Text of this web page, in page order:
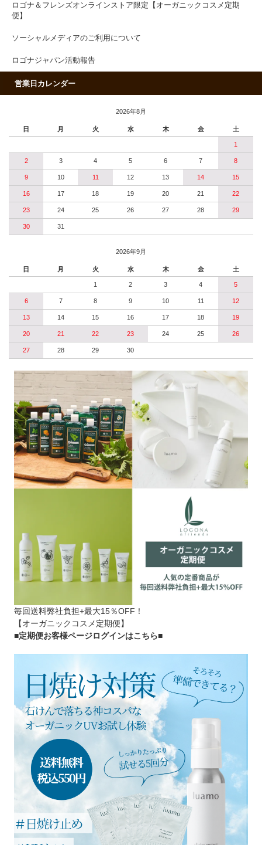
ロゴナ＆フレンズオンラインストア限定【オーガニックコスメ定期
便】
ソーシャルメディアのご利用について
ロゴナジャパン活動報告
営業日カレンダー
2026年8月
日 月 火 水 木 金 土
1
2 3 4 5 6 7 8
9 10 11 12 13 14 15
16 17 18 19 20 21 22
23 24 25 26 27 28 29
30 31
2026年9月
日 月 火 水 木 金 土
1 2 3 4 5
6 7 8 9 10 11 12
13 14 15 16 17 18 19
20 21 22 23 24 25 26
27 28 29 30
毎回送料弊社負担+最大15％OFF！
【オーガニックコスメ定期便】
■定期便お客様ページログインはこちら■